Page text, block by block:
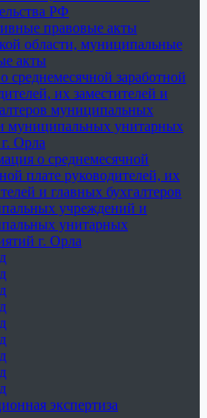
РФ
правовые акты
области, муниципальные
акты
среднемесячной заработной
их заместителей и
муниципальных
муниципальных унитарных
Орла
о среднемесячной
плате руководителей, их
и главных бухгалтеров
учреждений и
унитарных
г. Орла
экспертиза